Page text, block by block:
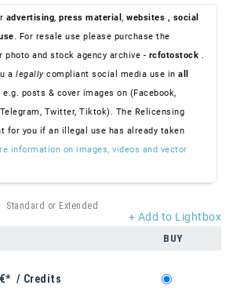
advertising, press material , websites , social
. For resale use please purchase the
photo and stock agency archive - rcfotostock .
a legallycompliant social media use in all
e.g. posts & cover images on (Facebook,
Twitter, Tiktok). The Relicensing
for you if an illegal use has already taken
information on images, videos and vector
+ Add to Lightbox
Standard or Extended
BUY
€* / Credits